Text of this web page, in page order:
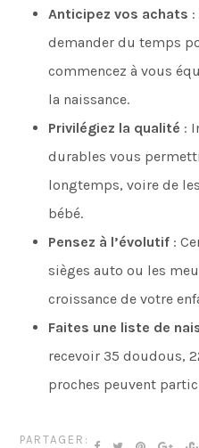
Anticipez vos achats
demander du temps
commencez à vous
la naissance.
Privilégiez la qualité :
durables vous
longtemps, voire de
bébé.
Pensez à l’évolutif :
sièges auto ou les
croissance de votre
Faites une liste de
recevoir 35 doudous,
proches peuvent
PARTAGER: